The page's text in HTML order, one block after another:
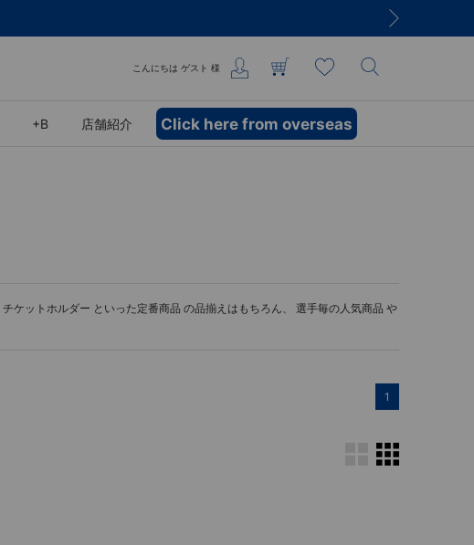
こんにちは ゲスト 様
+B 店舗紹介 Click here from overseas
チケットホルダー といった定番商品 の品揃えはもちろん、 選手毎の人気商品 や
1